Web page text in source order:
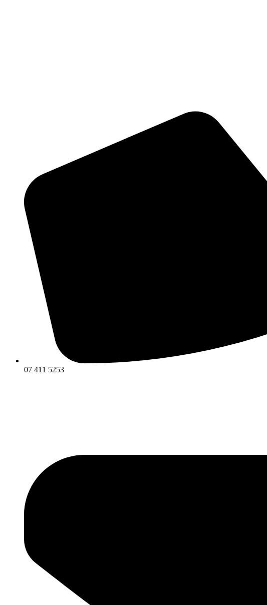
07 411 5253